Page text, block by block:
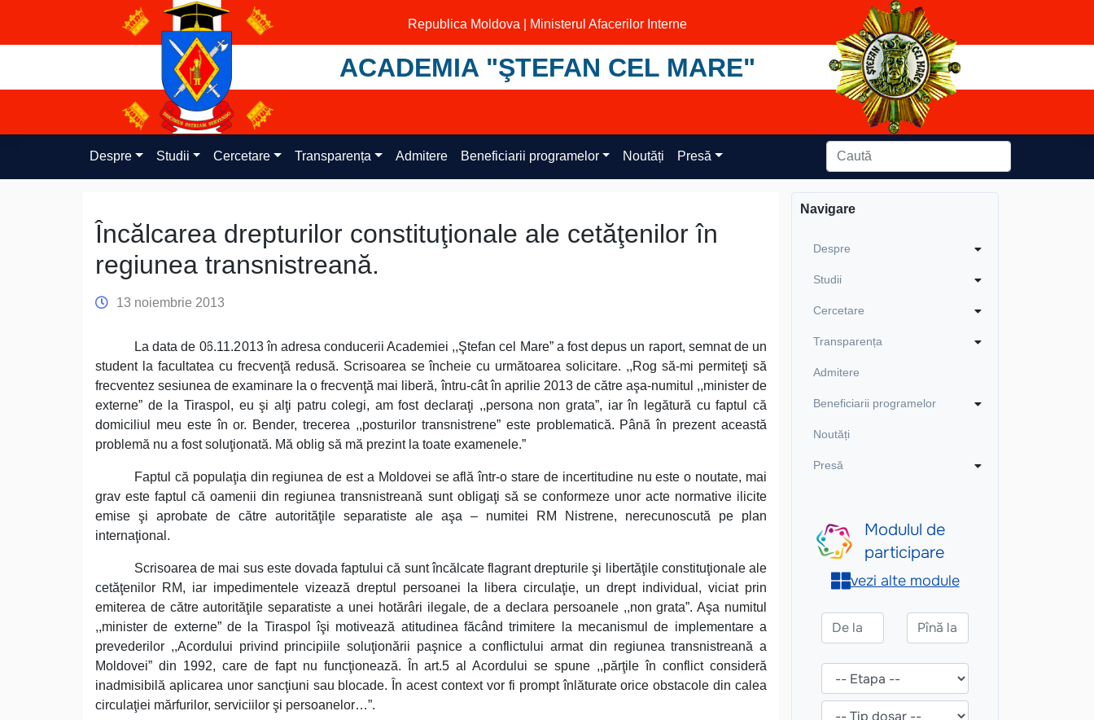
content
Republica Moldova | Ministerul Afacerilor Interne
ACADEMIA "ŞTEFAN CEL MARE"
Despre Studii Cercetare Transparența Admitere Beneficiarii programelor Noutăți Presă
Încălcarea drepturilor constituţionale ale cetăţenilor în
regiunea transnistreană.
13 noiembrie 2013
La data de 06.11.2013 în adresa conducerii Academiei ,,Ştefan cel Mare” a fost depus un raport, semnat de un
student la facultatea cu frecvenţă redusă. Scrisoarea se încheie cu următoarea solicitare. ,,Rog să-mi permiteţi să
frecventez sesiunea de examinare la o frecvenţă mai liberă, întru-cât în aprilie 2013 de către aşa-numitul ,,minister de
externe” de la Tiraspol, eu şi alţi patru colegi, am fost declaraţi ,,persona non grata”, iar în legătură cu faptul că
domiciliul meu este în or. Bender, trecerea ,,posturilor transnistrene” este problematică. Până în prezent această
problemă nu a fost soluţionată. Mă oblig să mă prezint la toate examenele.”
Faptul că populaţia din regiunea de est a Moldovei se află într-o stare de incertitudine nu este o noutate, mai
grav este faptul că oamenii din regiunea transnistreană sunt obligaţi să se conformeze unor acte normative ilicite
emise şi aprobate de către autorităţile separatiste ale aşa – numitei RM Nistrene, nerecunoscută pe plan
internaţional.
Scrisoarea de mai sus este dovada faptului că sunt încălcate flagrant drepturile şi libertăţile constituţionale ale
cetăţenilor RM, iar impedimentele vizează dreptul persoanei la libera circulaţie, un drept individual, viciat prin
emiterea de către autorităţile separatiste a unei hotărâri ilegale, de a declara persoanele ,,non grata”. Aşa numitul
,,minister de externe” de la Tiraspol îşi motivează atitudinea făcând trimitere la mecanismul de implementare a
prevederilor ,,Acordului privind principiile soluţionării paşnice a conflictului armat din regiunea transnistreană a
Moldovei” din 1992, care de fapt nu funcţionează. În art.5 al Acordului se spune ,,părţile în conflict consideră
inadmisibilă aplicarea unor sancţiuni sau blocade. În acest context vor fi prompt înlăturate orice obstacole din calea
circulaţiei mărfurilor, serviciilor şi persoanelor…”.
Navigare
Despre
Studii
Cercetare
Transparența
Admitere
Beneficiarii programelor
Noutăți
Presă